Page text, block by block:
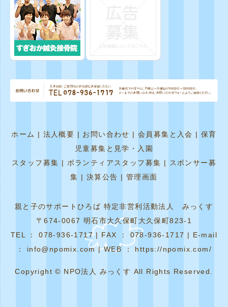
ホーム|法人概要| お問い合わせ|会員募集と入会|保育
児童募集と見学・入園
スタッフ募集 |ボランティアスタッフ募集| スポンサー募
集 |決算公告 |管理画面
親と子のサポートひろば 特定非営利活動法人 みっくす
〒674-0067 明石市大久保町大久保町823-1
TEL ： 078-936-1717 | FAX ： 078-936-1717 | E-mail
： info@npomix.com | WEB ： https://npomix.com/
Copyright © NPO法人 みっくす All Rights Reserved.